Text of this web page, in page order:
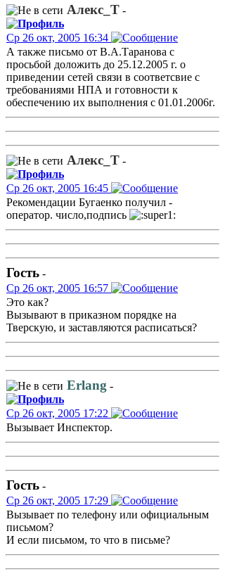
Алекс_Т -
Ср 26 окт, 2005 16:34
А также письмо от В.А.Таранова с
просьбой доложить до 25.12.2005 г. о
приведении сетей связи в соответсвие с
требованиями НПА и готовности к
обеспечению их выполнения с 01.01.2006г.
Алекс_Т -
Ср 26 окт, 2005 16:45
Рекомендации Бугаенко получил -
оператор. число,подпись
Гость -
Ср 26 окт, 2005 16:57
Это как?
Вызывают в приказном порядке на
Тверскую, и заставляются расписаться?
Erlang -
Ср 26 окт, 2005 17:22
Вызывает Инспектор.
Гость -
Ср 26 окт, 2005 17:29
Вызывает по телефону или официальным
письмом?
И если письмом, то что в письме?